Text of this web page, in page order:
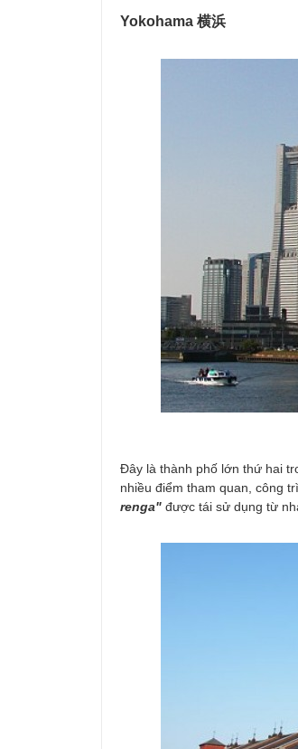
Yokohama 横浜​
Đây là thành phố lớn thứ hai
nhiều điểm tham quan, công
renga" được tái sử dụng từ